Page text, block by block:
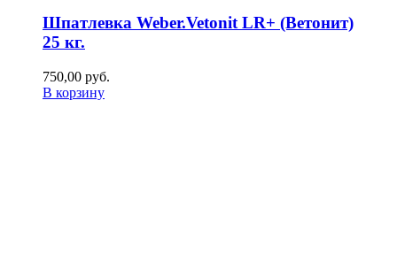
Шпатлевка Weber.Vetonit LR+ (Ветонит)
25 кг.
750,00 руб.
В корзину